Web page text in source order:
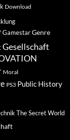
Download
Gamestar Genre
Gesellschaft
Moral
PS3 Public History
The Secret World